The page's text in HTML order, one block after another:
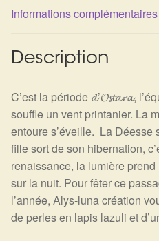
Détails du compte
Informations complémentaires
Description
C’est la période 𝓭’𝓞𝓼𝓽𝓪𝓻𝓪,
souffle un vent printanier. La
entoure s’éveille. La Déesse
fille sort de son hibernation,
renaissance, la lumière
sur la nuit. Pour fêter ce
l’année, Alys-luna création
de perles en lapis lazuli et